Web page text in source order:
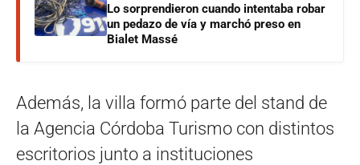
Lo sorprendieron cuando intentaba robar
un pedazo de vía y marchó preso en
Bialet Massé
Además, la villa formó parte del stand de
la Agencia Córdoba Turismo con distintos
escritorios junto a instituciones